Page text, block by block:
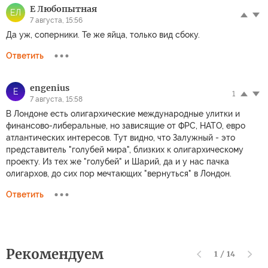
Обсуждение
Комментариев: 3
Правила
Чтобы участвовать в дискуссии
L lubopitniy
7 августа, 15:53
Значит, война кончится не раньше чем Зеленский умрёт от
старости!
Ответить
ЕЛ Е Любопытная